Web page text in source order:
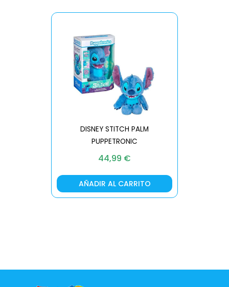
DISNEY STITCH PALM
PUPPETRONIC
44,99 €
AÑADIR AL CARRITO